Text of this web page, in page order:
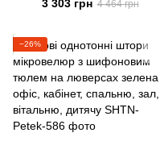
тюлем на люверсах, комплект
3 303 грн 4 464 грн
−26%